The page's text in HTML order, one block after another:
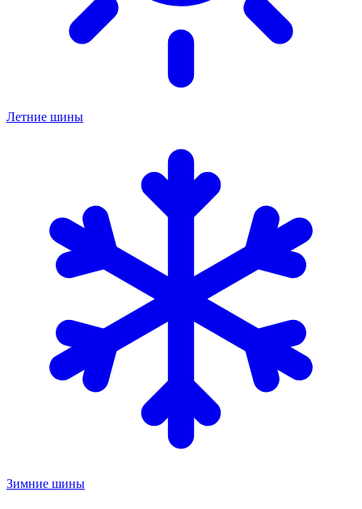
Летние шины
Зимние шины